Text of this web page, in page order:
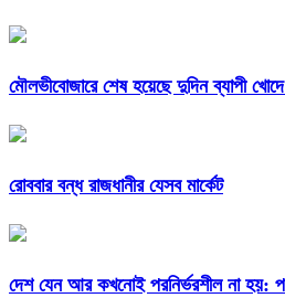
মৌলভীবোজারে শেষ হয়েছে দুদিন ব্যাপী খোদে
রোববার বন্ধ রাজধানীর যেসব মার্কেট
দেশ যেন আর কখনোই পরনির্ভরশীল না হয়: